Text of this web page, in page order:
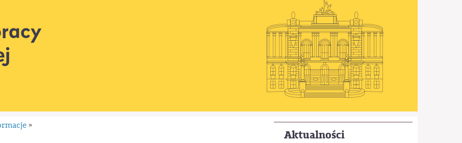
Aktualności
»